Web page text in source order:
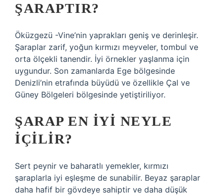
ŞARAPTIR?
Öküzgezü -Vine’nin yaprakları geniş ve derinleşir.
Şaraplar zarif, yoğun kırmızı meyveler, tombul ve
orta ölçekli tanendir. İyi örnekler yaşlanma için
uygundur. Son zamanlarda Ege bölgesinde
Denizli’nin etrafında büyüdü ve özellikle Çal ve
Güney Bölgeleri bölgesinde yetiştiriliyor.
ŞARAP EN IYI NEYLE
IÇILIR?
Sert peynir ve baharatlı yemekler, kırmızı
şaraplarla iyi eşleşme de sunabilir. Beyaz şaraplar
daha hafif bir gövdeye sahiptir ve daha düşük